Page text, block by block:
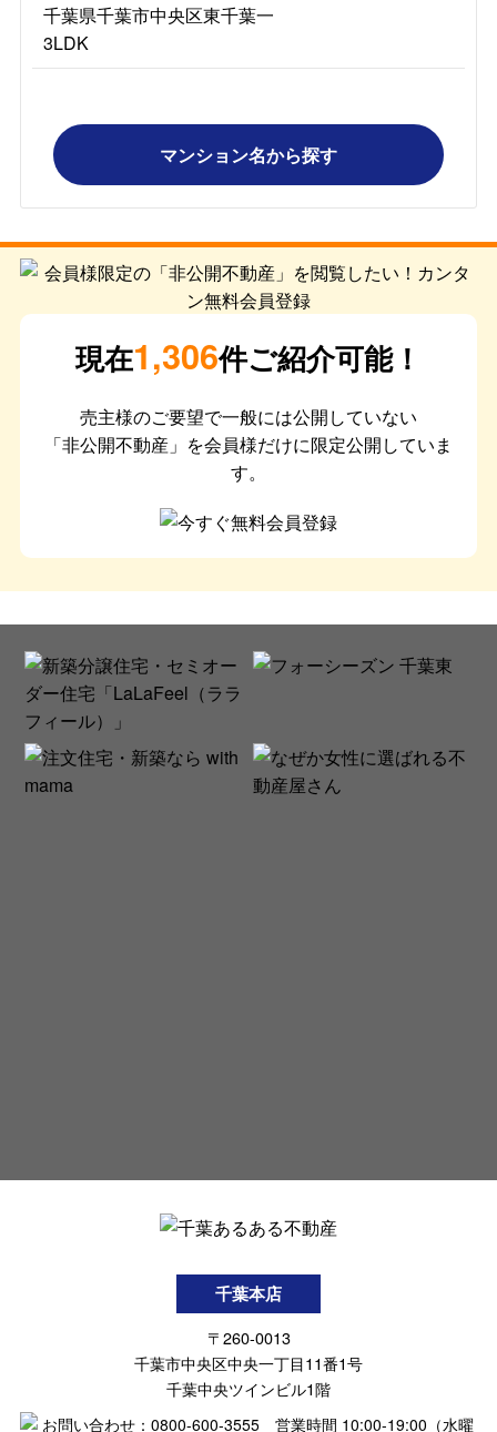
千葉県千葉市中央区東千葉一
3LDK
マンション名から探す
現在1,306件ご紹介可能！
売主様のご要望で一般には公開していない
「非公開不動産」を会員様だけに限定公開していま
す。
千葉本店
〒260-0013
千葉市中央区中央一丁目11番1号
千葉中央ツインビル1階